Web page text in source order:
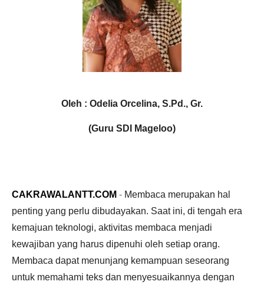
Oleh : Odelia Orcelina, S.Pd., Gr.
(Guru SDI Mageloo)
CAKRAWALANTT.COM - Membaca merupakan hal
penting yang perlu dibudayakan. Saat ini, di tengah era
kemajuan teknologi, aktivitas membaca menjadi
kewajiban yang harus dipenuhi oleh setiap orang.
Membaca dapat menunjang kemampuan seseorang
untuk memahami teks dan menyesuaikannya dengan